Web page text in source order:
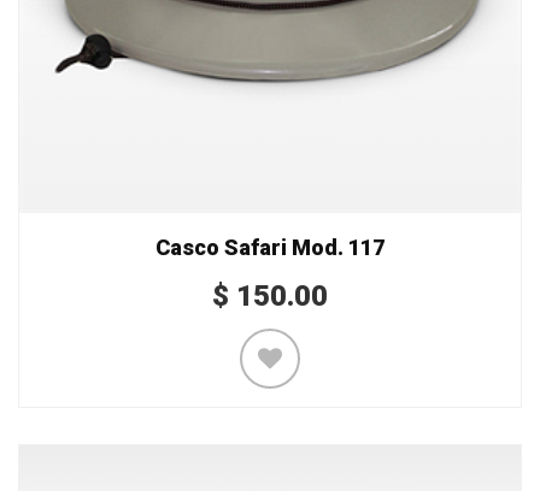
Casco Safari Mod. 117
$ 150.00